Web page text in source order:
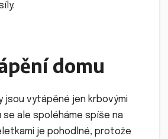
domu
jsou vytápěné jen krbovými
se ale spoléháme spíše na
je pohodlné, protože